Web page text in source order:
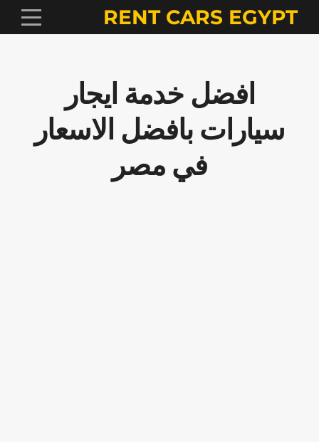
RENT CARS EGYPT
افضل خدمة ايجار
سيارات بافضل الاسعار
في مصر